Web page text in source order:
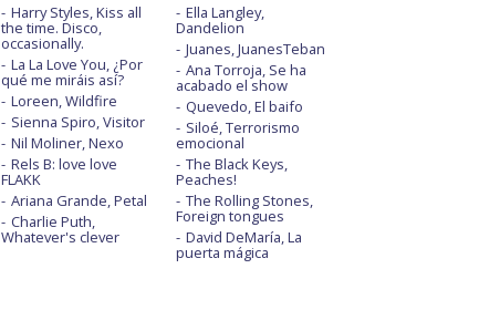
Harry Styles, Kiss all
the time. Disco,
occasionally.
La La Love You, ¿Por
qué me miráis así?
Loreen, Wildfire
Sienna Spiro, Visitor
Nil Moliner, Nexo
Rels B: love love
FLAKK
Ariana Grande, Petal
Charlie Puth,
Whatever's clever
Ella Langley,
Dandelion
Juanes, JuanesTeban
Ana Torroja, Se ha
acabado el show
Quevedo, El baifo
Siloé, Terrorismo
emocional
The Black Keys,
Peaches!
The Rolling Stones,
Foreign tongues
David DeMaría, La
puerta mágica